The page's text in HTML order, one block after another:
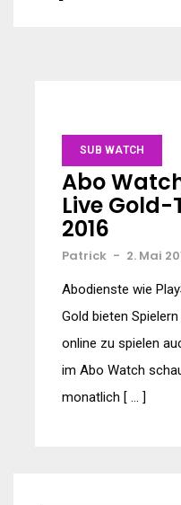
SUB WATCH
Abo
Live
2016
Patrick - 2. Mai
Abodienste wie
Gold bieten
online zu spielen
im Abo Watch
monatlich [ … ]